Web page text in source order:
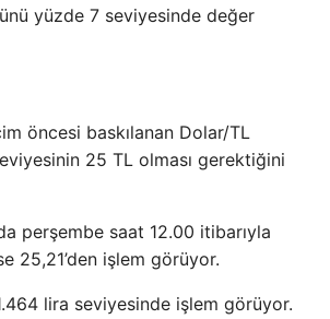
yüzde 7 seviyesinde değer
öncesi baskılanan Dolar/TL
25 TL olması gerektiğini
perşembe saat 12.00 itibarıyla
25,21’den işlem görüyor.
lira seviyesinde işlem görüyor.